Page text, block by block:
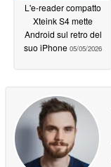
L'e-reader compatto
Xteink S4 mette
Android sul retro del
suo iPhone 05/05/2026